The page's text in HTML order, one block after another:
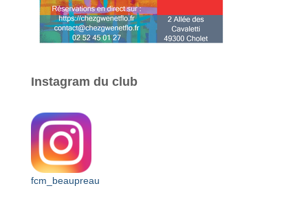
Instagram du club
fcm_beaupreau